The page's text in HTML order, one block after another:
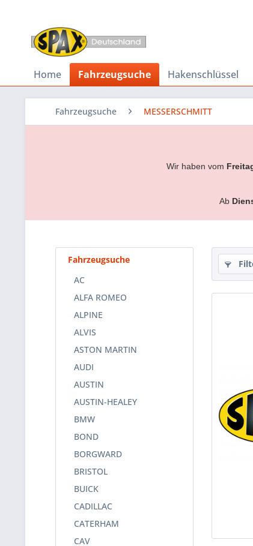
Home Fahrzeugsuche Hakenschlüssel
Fahrzeugsuche MESSERSCHMITT
Wir haben vom
Ab
Fahrzeugsuche
AC
ALFA ROMEO
ALPINE
ALVIS
ASTON MARTIN
AUDI
AUSTIN
AUSTIN-HEALEY
BMW
BOND
BORGWARD
BRISTOL
BUICK
CADILLAC
CATERHAM
CAV